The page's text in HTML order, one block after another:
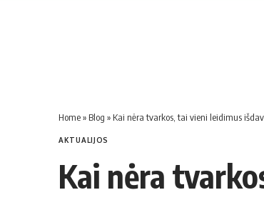
Home» Blog » Kai nėra tvarkos, tai vieni leidimus
AKTUALIJOS
Kai nėra